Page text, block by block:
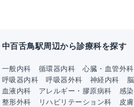
中百舌鳥駅周辺から診療科を探す
一般内科 循環器内科 心臓・血管外科
呼吸器内科
呼吸器外科 神経内科
血液内科
アレルギー・膠原病科 感
整形外科
リハビリテーション科 皮